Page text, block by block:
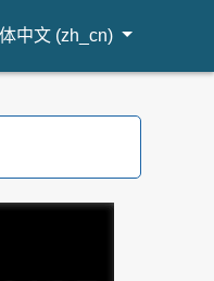
中文 ‎(zh_cn)‎